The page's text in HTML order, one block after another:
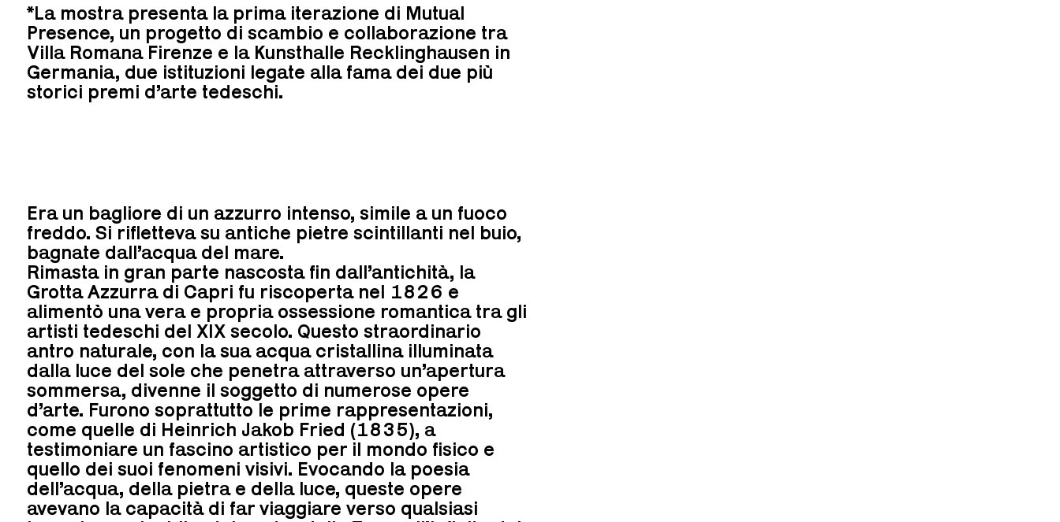
*La mostra presenta la prima iterazione di Mutual
Presence, un progetto di scambio e collaborazione tra
Villa Romana Firenze e la Kunsthalle Recklinghausen in
Germania, due istituzioni legate alla fama dei due più
storici premi d’arte tedeschi.
Era un bagliore di un azzurro intenso, simile a un fuoco
freddo. Si rifletteva su antiche pietre scintillanti nel buio,
bagnate dall’acqua del mare.
Rimasta in gran parte nascosta fin dall’antichità, la
Grotta Azzurra di Capri fu riscoperta nel 1826 e
alimentò una vera e propria ossessione romantica tra gli
artisti tedeschi del XIX secolo. Questo straordinario
antro naturale, con la sua acqua cristallina illuminata
dalla luce del sole che penetra attraverso un’apertura
sommersa, divenne il soggetto di numerose opere
d’arte. Furono soprattutto le prime rappresentazioni,
come quelle di Heinrich Jakob Fried (1835), a
testimoniare un fascino artistico per il mondo fisico e
quello dei suoi fenomeni visivi. Evocando la poesia
dell’acqua, della pietra e della luce, queste opere
avevano la capacità di far viaggiare verso qualsiasi